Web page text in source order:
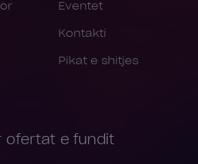
Eventet
Kontakti
Pikat e shitjes
ofertat e fundit